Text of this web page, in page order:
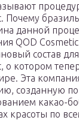
Почему
данной
QOD
состав
о котором
Эта
созданную
какао-
красоты по